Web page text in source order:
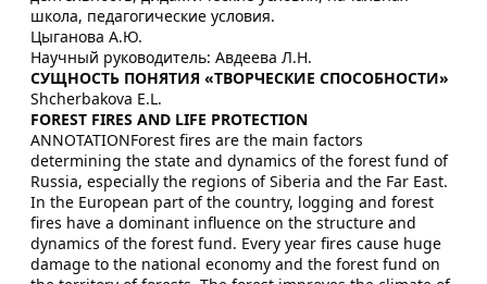
школа, педагогические условия.
Цыганова А.Ю.
Научный руководитель: Авдеева Л.Н.
СУЩНОСТЬ ПОНЯТИЯ «ТВОРЧЕСКИЕ СПОСОБНОСТИ»
Shcherbakova E.L.
FOREST FIRES AND LIFE PROTECTION
ANNOTATIONForest fires are the main factors
determining the state and dynamics of the forest fund of
Russia, especially the regions of Siberia and the Far East.
In the European part of the country, logging and forest
fires have a dominant influence on the structure and
dynamics of the forest fund. Every year fires cause huge
damage to the national economy and the forest fund on